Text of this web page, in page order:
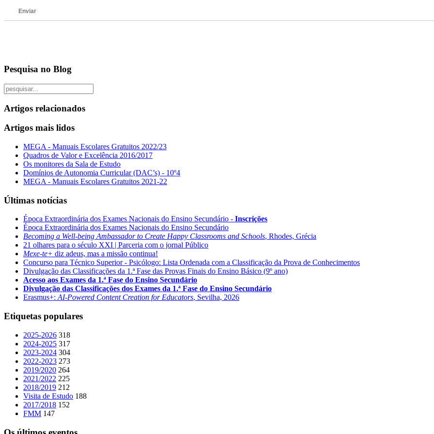
Enviar
Pesquisa no Blog
Artigos relacionados
Artigos mais lidos
MEGA - Manuais Escolares Gratuitos 2022/23
Quadros de Valor e Excelência 2016/2017
Os monitores da Sala de Estudo
Domínios de Autonomia Curricular (DAC’s) - 10º4
MEGA - Manuais Escolares Gratuitos 2021-22
Últimas notícias
Época Extraordinária dos Exames Nacionais do Ensino Secundário - Inscrições
Época Extraordinária dos Exames Nacionais do Ensino Secundário
Becoming a Well-being Ambassador to Create Happy Classrooms and Schools, Rhodes, Grécia
21 olhares para o século XXI | Parceria com o jornal Público
Mexe-te+ diz adeus, mas a missão continua!
Concurso para Técnico Superior - Psicólogo: Lista Ordenada com a Classificação da Prova de Conhecimentos
Divulgação das Classificações da 1.ª Fase das Provas Finais do Ensino Básico (9º ano)
Acesso aos Exames da 1.ª Fase do Ensino Secundário
Divulgação das Classificações dos Exames da 1.ª Fase do Ensino Secundário
Erasmus+: AI-Powered Content Creation for Educators, Sevilha, 2026
Etiquetas populares
2025-2026 318
2024-2025 317
2023-2024 304
2022-2023 273
2019/2020 264
2021/2022 225
2018/2019 212
Visita de Estudo 188
2017/2018 152
FMM 147